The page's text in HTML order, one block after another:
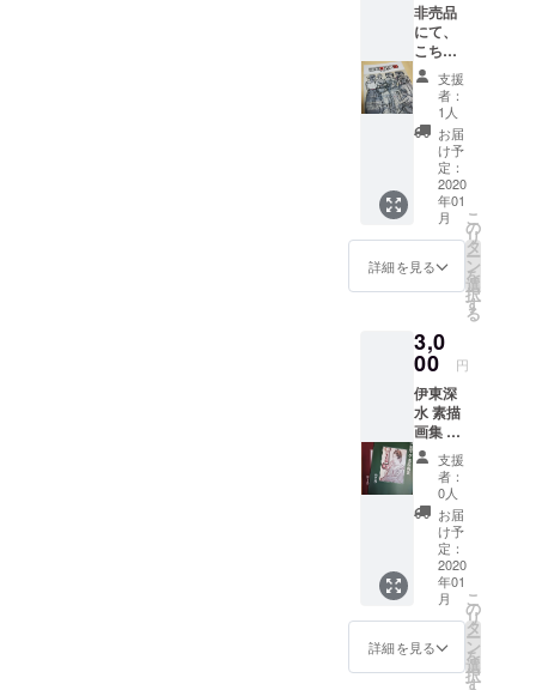
非売品
にて、
こちら
は残部
の限り
の品で
す。か
つての
展覧会
パンフ
レット
です。A
５サイ
ズ、カ
ラーで
す。表
「宋
磁」と
いう作
品であ
り、今
回の展
覧会に
ては同
スケッ
チもお
譲り(販
売)予定
となっ
ていま
す。
支援
者：
1人
お届
け予
定：
2020
年01
月
詳細を見る
こ
の
リ
タ
ー
ン
を
選
択
す
る
3,0
00 円
伊東深
水 素描
画集 第
１巻～
第４巻
(各非売
品)のう
ち、御
希望の
一冊(巻)
をお選
びいた
だき、
お送り
いたし
ます。
支援
者：
0人
お届
け予
定：
2020
年01
月
詳細を見る
こ
の
リ
タ
ー
ン
を
選
択
す